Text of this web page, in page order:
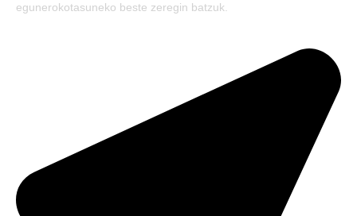
egunerokotasuneko beste zeregin batzuk.